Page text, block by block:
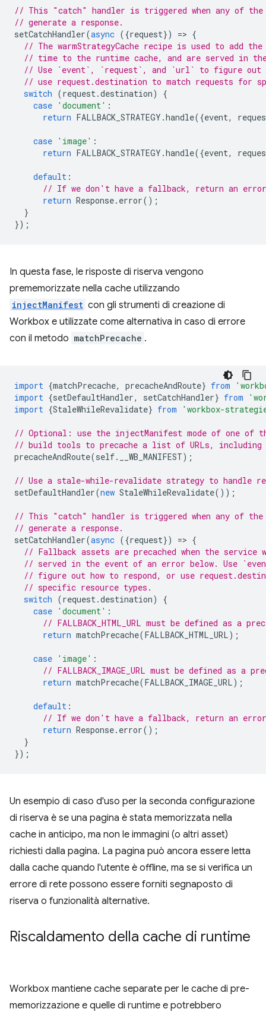
// This "catch" handler is triggered when any of
// generate a response.
setCatchHandler(async ({request}) => {
// The warmStrategyCache recipe is used to add
// time to the runtime cache, and are served in
// Use `event`, `request`, and `url` to figure out
// use request.destination to match requests for
switch (request.destination)
{
case 'document' :
return FALLBACK_STRATEGY .handle({event,
case 'image' :
return FALLBACK_STRATEGY .handle({event,
default :
// If we don't have a fallback, return an error
return Response. error();
}
});
In questa fase, le risposte di riserva vengono
prememorizzate nella cache utilizzando
injectManifest con gli strumenti di creazione di
Workbox e utilizzate come alternativa in caso di errore
con il metodo matchPrecache .
import {matchPrecache, precacheAndRoute} from
import {setDefaultHandler, setCatchHandler} from
import {StaleWhileRevalidate} from 'workbox-
// Optional: use the injectManifest mode of one of
// build tools to precache a list of URLs, including
precacheAndRoute(self. __WB_MANIFEST);
// Use a stale-while-revalidate strategy to handle
setDefaultHandler(new StaleWhileRevalidate());
// This "catch" handler is triggered when any of
// generate a response.
setCatchHandler(async ({request}) => {
// Fallback assets are precached when the
// served in the event of an error below. Use
// figure out how to respond, or use
// specific resource types.
switch (request.destination)
{
case 'document' :
// FALLBACK_HTML_URL must be defined as a
return matchPrecache(FALLBACK_HTML_URL);
case 'image' :
// FALLBACK_IMAGE_URL must be defined as a
return matchPrecache(FALLBACK_IMAGE_URL);
default :
// If we don't have a fallback, return an error
return Response. error();
}
});
Un esempio di caso d'uso per la seconda configurazione
di riserva è se una pagina è stata memorizzata nella
cache in anticipo, ma non le immagini (o altri asset)
richiesti dalla pagina. La pagina può ancora essere letta
dalla cache quando l'utente è offline, ma se si verifica un
errore di rete possono essere forniti segnaposto di
riserva o funzionalità alternative.
Riscaldamento della cache di runtime
Workbox mantiene cache separate per le cache di pre-
memorizzazione e quelle di runtime e potrebbero